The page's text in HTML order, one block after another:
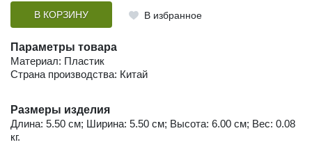
В КОРЗИНУ В избранное
Параметры товара
Материал: Пластик
Страна производства: Китай
Размеры изделия
Длина: 5.50 см; Ширина: 5.50 см; Высота: 6.00 см; Вес: 0.08
кг.